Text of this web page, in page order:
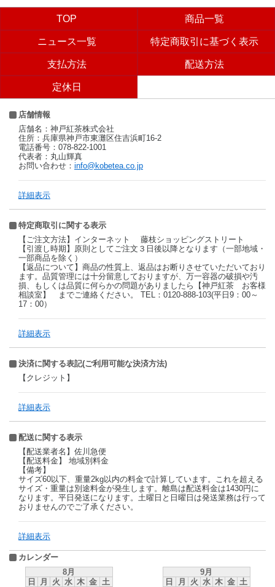
TOP 商品一覧
ニュース一覧 特定商取引に基づく表示
支払方法 配送方法
定休日
店舗情報
店舗名：神戸紅茶株式会社
住所：兵庫県神戸市東灘区住吉浜町16-2
電話番号：078-822-1001
代表者：丸山輝真
お問い合わせ： info@kobetea.co.jp
詳細表示
特定商取引に関する表示
【ご注文方法】インターネット 藤枝ショッピングストリート
【引渡し時期】原則としてご注文３日後以降となります（一部地域・
一部商品を除く）
【返品について】商品の性質上、返品はお断りさせていただいており
ます。品質管理には十分留意しておりますが、万一容器の破損や汚
損、もしくは品質に何らかの問題がありましたら【神戸紅茶 お客様
相談室】 までご連絡ください。 TEL：0120-888-103(平日9：00～
17：00）
詳細表示
決済に関する表記(ご利用可能な決済方法)
【クレジット】
詳細表示
配送に関する表示
【配送業者名】佐川急便
【配送料金】 地域別料金
【備考】
サイズ60以下、重量2kg以内の料金で計算しています。これを超える
サイズ・重量は別途料金が発生します。離島は配送料金は1430円に
なります。平日発送になります。土曜日と日曜日は発送業務は行って
おりませんのでご了承ください。
詳細表示
カレンダー
8月
日
月 火 水 木 金 土
9月
日
月 火 水 木 金 土